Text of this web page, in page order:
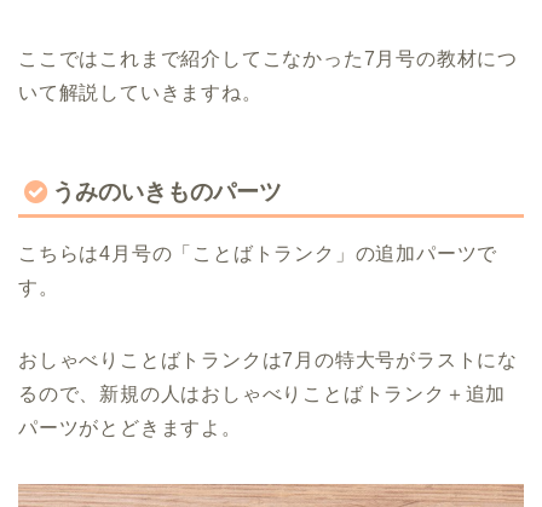
ここではこれまで紹介してこなかった7月号の教材につ
いて解説していきますね。
うみのいきものパーツ
こちらは4月号の「ことばトランク」の追加パーツで
す。
おしゃべりことばトランクは7月の特大号がラストにな
るので、新規の人はおしゃべりことばトランク＋追加
パーツがとどきますよ。